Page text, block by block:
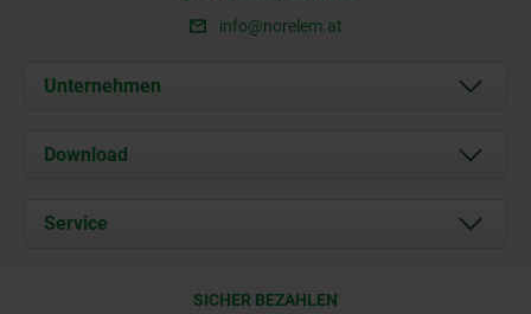
info@norelem.at
Unternehmen
Über uns
Kontakt
Download
Dokumente
Service
SICHER BEZAHLEN